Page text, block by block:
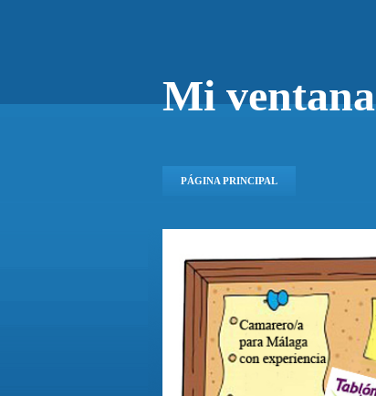
Mi ventana
PÁGINA PRINCIPAL